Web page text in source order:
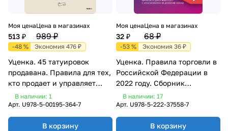
Моя цена
513 ₽
Цена в магазинах
989 ₽
-48 % Экономия 476 ₽
Уценка. 45 татуировок
продавана. Правила для тех,
кто продает и управляет
продажами
В наличии: 1
Арт. U978-5-00195-364-7
В корзину
Моя цена
32 ₽
Цена в магазинах
68 ₽
-53 % Экономия 36 ₽
Уценка. Правила торговли в
Российской Федерации в
2022 году. Сборник
нормативно-правовой
документации
В наличии: 17
Арт. U978-5-222-37558-7
В корзину